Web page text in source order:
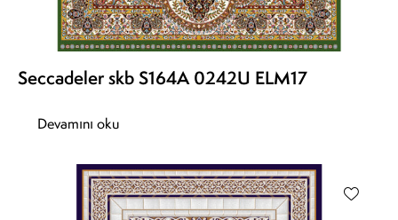
Seccadeler skb S164A 0242U ELM17
Devamını oku